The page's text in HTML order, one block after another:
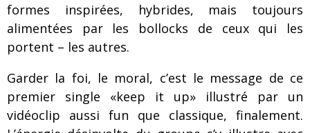
formes inspirées, hybrides, mais toujours
alimentées par les bollocks de ceux qui les
portent – les autres.
Garder la foi, le moral, c’est le message de ce
premier single «keep it up» illustré par un
vidéoclip aussi fun que classique, finalement.